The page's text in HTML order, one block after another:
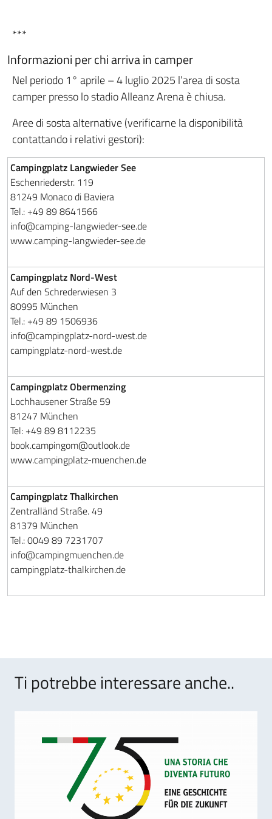
***
Informazioni per chi arriva in camper
Nel periodo 1° aprile – 4 luglio 2025 l’area di sosta
camper presso lo stadio Alleanz Arena è chiusa.
Aree di sosta alternative (verificarne la disponibilità
contattando i relativi gestori):
Campingplatz Langwieder See
Eschenriederstr. 119
81249 Monaco di Baviera
Tel.: +49 89 8641566
info@camping-langwieder-see.de
www.camping-langwieder-see.de
Campingplatz Nord-West
Auf den Schrederwiesen 3
80995 München
Tel.: +49 89 1506936
info@campingplatz-nord-west.de
campingplatz-nord-west.de
Campingplatz Obermenzing
Lochhausener Straße 59
81247 München
Tel: +49 89 8112235
book.campingom@outlook.de
www.campingplatz-muenchen.de
Campingplatz Thalkirchen
Zentralländ Straße. 49
81379 München
Tel.: 0049 89 7231707
info@campingmuenchen.de
campingplatz-thalkirchen.de
Ti potrebbe interessare anche..